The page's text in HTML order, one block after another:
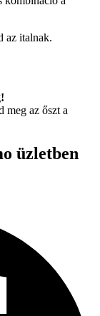
az italnak.
meg az őszt a
üzletben